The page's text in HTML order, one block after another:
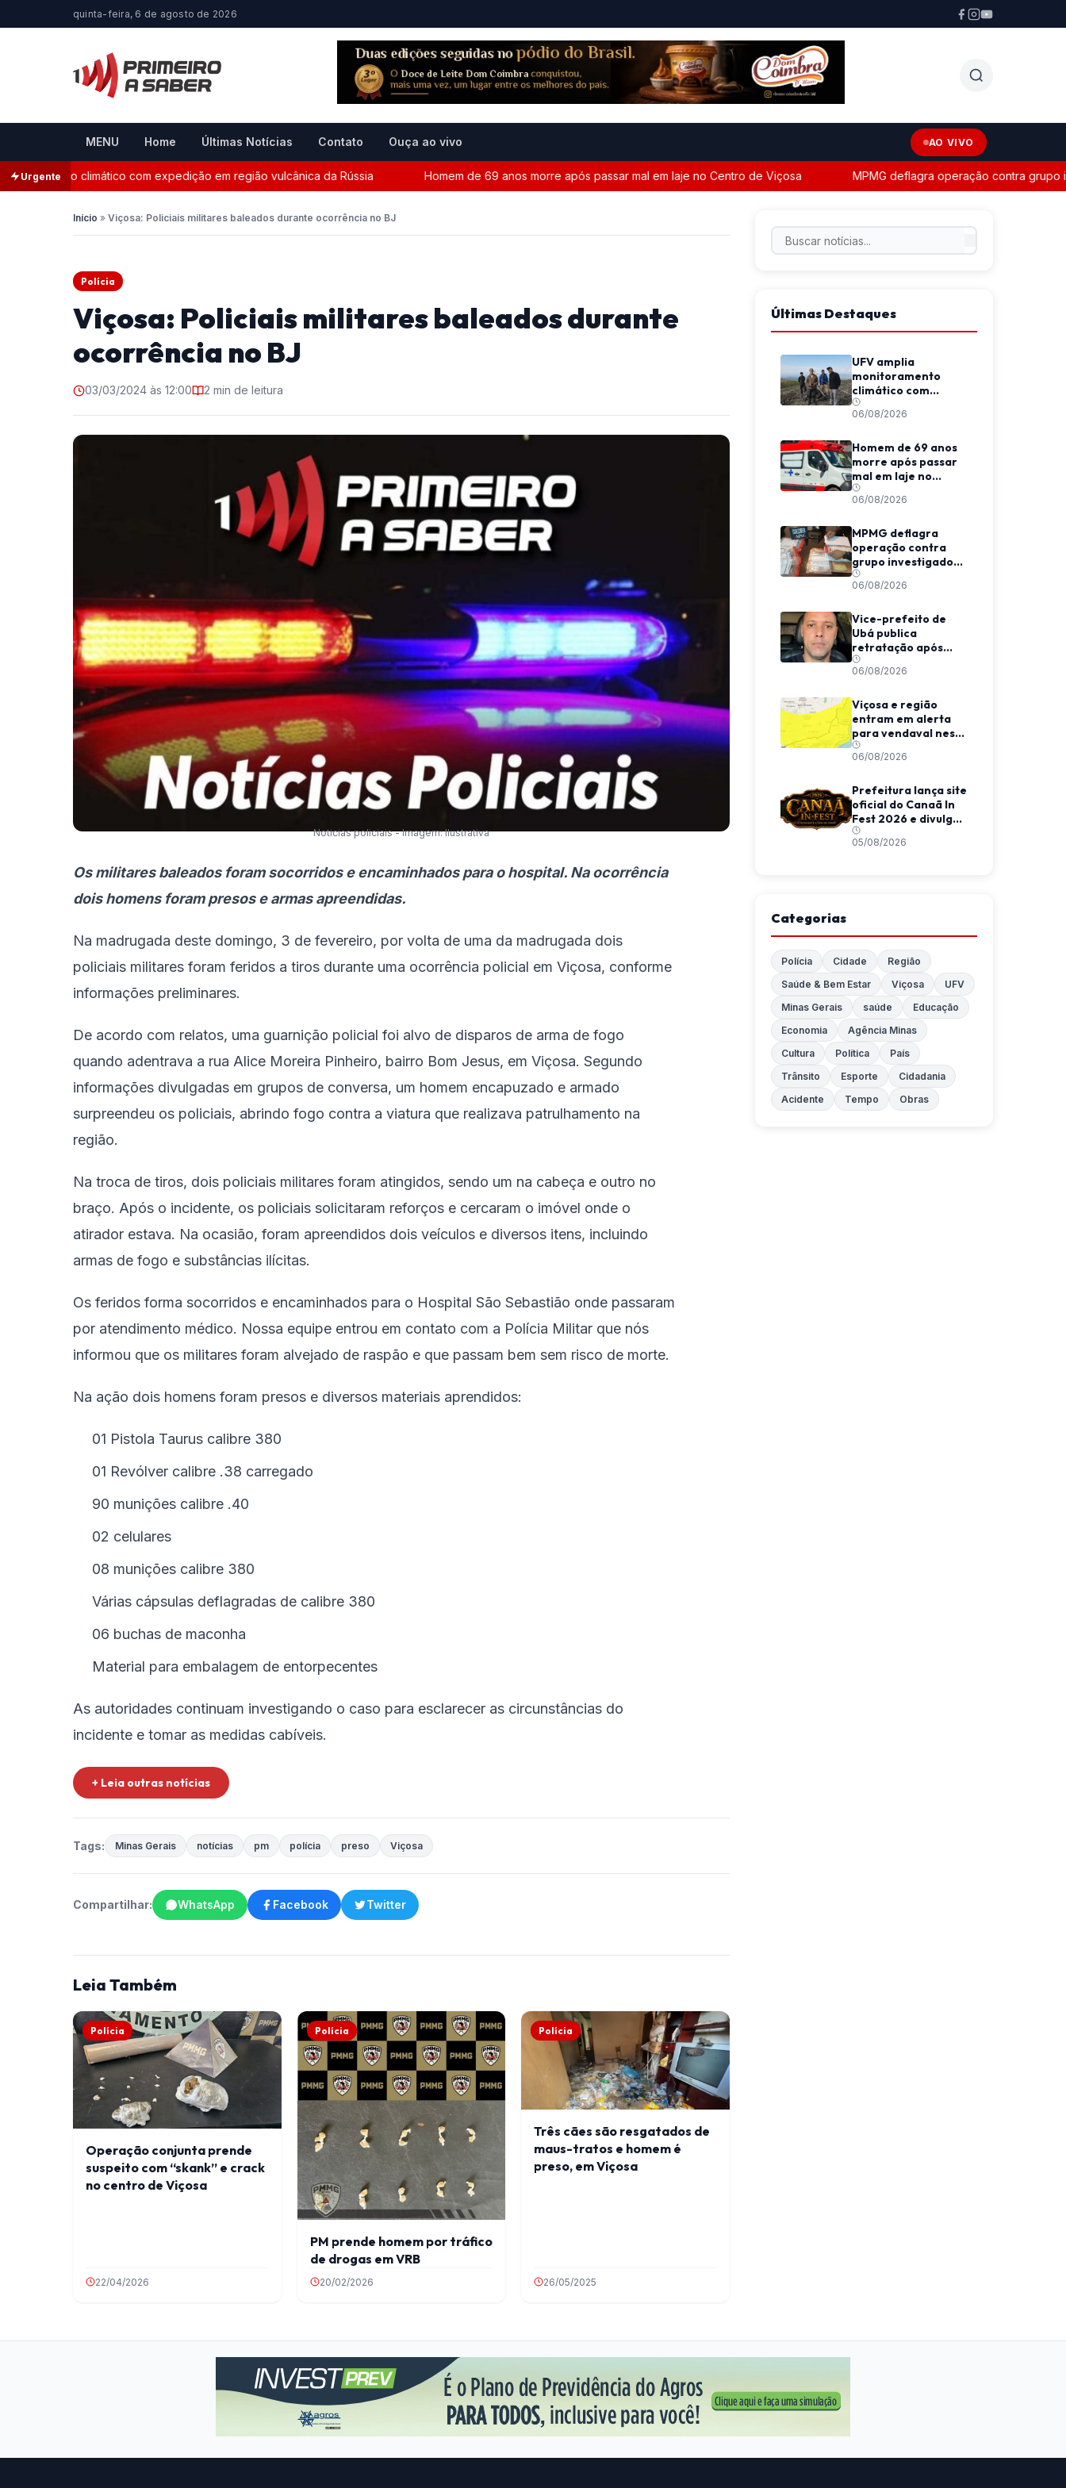
quinta-feira, 6 de agosto de 2026
MENU Home Últimas Notícias Contato Ouça ao vivo AO VIVO
Urgenteclimático com expedição em região vulcânica da Rússia Homem de 69 anos morre após passar mal em laje no Centro de Viçosa MPMG deflagra operação contra grupo
Início » Viçosa: Policiais militares baleados durante ocorrência no BJ
Polícia
Viçosa: Policiais militares baleados durante
ocorrência no BJ
03/03/2024 às 12:00 2 min de leitura
Noticias policiais - Imagem: Ilustrativa
Os militares baleados foram socorridos e encaminhados para o hospital. Na ocorrência
dois homens foram presos e armas apreendidas.
Na madrugada deste domingo, 3 de fevereiro, por volta de uma da madrugada dois
policiais militares foram feridos a tiros durante uma ocorrência policial em Viçosa, conforme
informações preliminares.
De acordo com relatos, uma guarnição policial foi alvo de disparos de arma de fogo
quando adentrava a rua Alice Moreira Pinheiro, bairro Bom Jesus, em Viçosa. Segundo
informações divulgadas em grupos de conversa, um homem encapuzado e armado
surpreendeu os policiais, abrindo fogo contra a viatura que realizava patrulhamento na
região.
Na troca de tiros, dois policiais militares foram atingidos, sendo um na cabeça e outro no
braço. Após o incidente, os policiais solicitaram reforços e cercaram o imóvel onde o
atirador estava. Na ocasião, foram apreendidos dois veículos e diversos itens, incluindo
armas de fogo e substâncias ilícitas.
Os feridos forma socorridos e encaminhados para o Hospital São Sebastião onde passaram
por atendimento médico. Nossa equipe entrou em contato com a Polícia Militar que nós
informou que os militares foram alvejado de raspão e que passam bem sem risco de morte.
Na ação dois homens foram presos e diversos materiais aprendidos:
01 Pistola Taurus calibre 380
01 Revólver calibre .38 carregado
90 munições calibre .40
02 celulares
08 munições calibre 380
Várias cápsulas deflagradas de calibre 380
06 buchas de maconha
Material para embalagem de entorpecentes
As autoridades continuam investigando o caso para esclarecer as circunstâncias do
incidente e tomar as medidas cabíveis.
+ Leia outras notícias
Tags: Minas Gerais notícias pm polícia preso Viçosa
Compartilhar: WhatsApp Facebook Twitter
Leia Também
Polícia
Operação conjunta prende
suspeito com “skank” e crack
no centro de Viçosa
22/04/2026
Polícia
PM prende homem por tráfico
de drogas em VRB
20/02/2026
Polícia
Três cães são resgatados de
maus-tratos e homem é
preso, em Viçosa
26/05/2025
Últimas Destaques
UFV amplia
monitoramento
climático com
expedição em
região vulcânica da
06/08/2026
Homem de 69 anos
morre após passar
mal em laje no
Centro de Viçosa
06/08/2026
MPMG deflagra
operação contra
grupo investigado
por fraudes
eletrônicas de R$
de Fora
06/08/2026
Vice-prefeito de
Ubá publica
retratação após
decisão judicial por
ofensas a jornalista
06/08/2026
Viçosa e região
entram em alerta
para vendaval nesta
quinta-feira
06/08/2026
Prefeitura lança site
oficial do Canaã In
Fest 2026 e divulga
programação do
evento
05/08/2026
Categorias
Polícia Cidade
Região
Saúde & Bem Estar
Viçosa
UFV
Minas Gerais
saúde
Educação
Economia
Agência Minas
Cultura
Política
País
Trânsito
Esporte
Cidadania
Acidente
Tempo Obras